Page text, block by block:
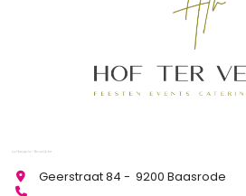
Geerstraat 84 - 9200 Baasrode